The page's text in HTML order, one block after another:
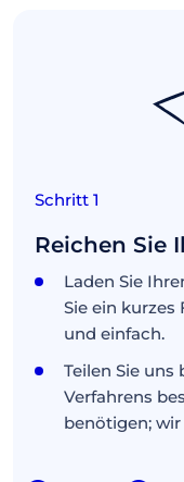
Schritt 1
Reichen Sie
Laden Sie
Sie ein kurzes
und einfach.
Teilen Sie
Verfahrens
benötigen;